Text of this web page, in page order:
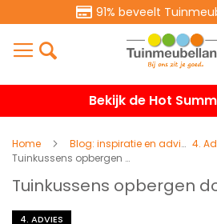
91% beveelt
Bekijk de Hot
Home Blog: inspiratie en advies 4.
Tuinkussens opbergen doe je zo!
Tuinkussens opbergen
4. ADVIES